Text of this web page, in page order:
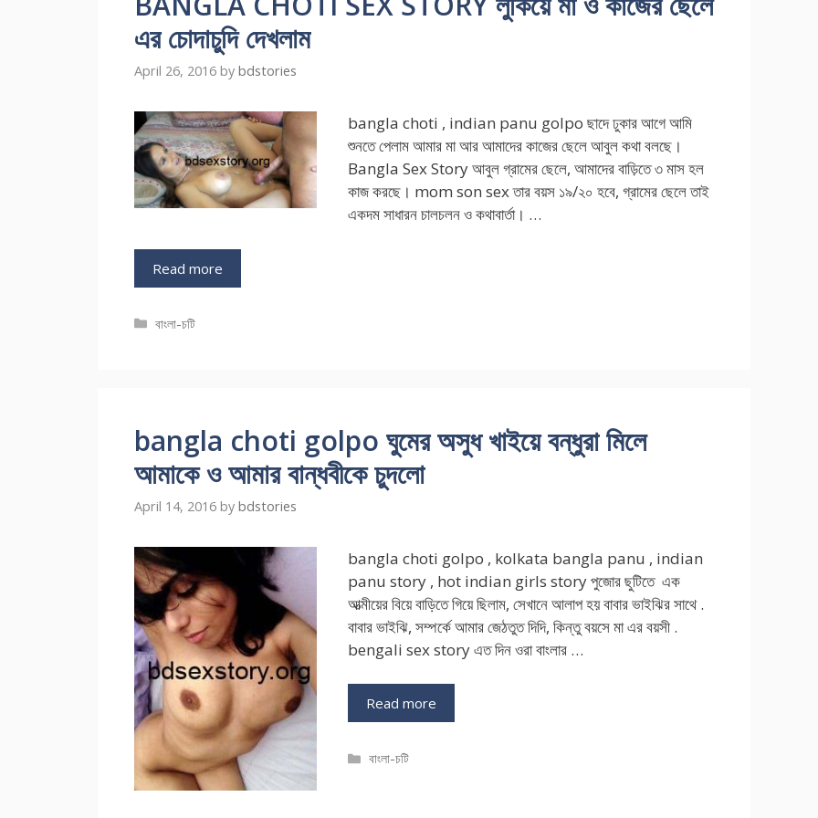
এর চোদাচুদি দেখলাম
April 26, 2016 by bdstories
bangla choti , indian panu golpo ছাদে ঢুকার আগে আমি
শুনতে পেলাম আমার মা আর আমাদের কাজের ছেলে আবুল কথা বলছে।
Bangla Sex Story আবুল গ্রামের ছেলে, আমাদের বাড়িতে ৩ মাস হল
কাজ করছে। mom son sex তার বয়স ১৯/২০ হবে, গ্রামের ছেলে তাই
একদম সাধারন চালচলন ও কথাবার্তা। …
Read more
Categories
বাংলা-চটি
bangla choti golpo ঘুমের অসুধ খাইয়ে বন্ধুরা মিলে
আমাকে ও আমার বান্ধবীকে চুদলো
April 14, 2016 by bdstories
bangla choti golpo , kolkata bangla panu , indian
panu story , hot indian girls story পুজোর ছুটিতে এক
আত্মীয়ের বিয়ে বাড়িতে গিয়ে ছিলাম, সেখানে আলাপ হয় বাবার ভাইঝির সাথে .
বাবার ভাইঝি, সম্পর্কে আমার জেঠতুত দিদি, কিন্তু বয়সে মা এর বয়সী .
bengali sex story এত দিন ওরা বাংলার …
Read more
Categories
বাংলা-চটি